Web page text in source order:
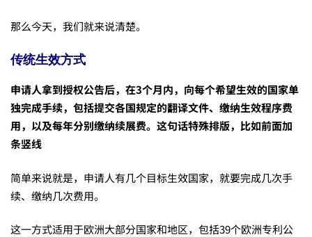
两
种
生
效
方
那么今天，我们就来说清楚。
传统生效方式
申请人拿到授权公告后，在3个月内，向每个希望生效的国家单
独完成手续，包括提交各国规定的翻译文件、缴纳生效程序费
用，以及每年分别缴纳续展费。 这句话特殊排版，比如前面加
条竖线
简单来说就是，申请人有几个目标生效国家，就要完成几次手
续、缴纳几次费用。
这一方式适用于欧洲大部分国家和地区，包括39个欧洲专利公